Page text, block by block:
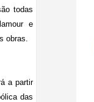
todas
e
obras.
a partir
das